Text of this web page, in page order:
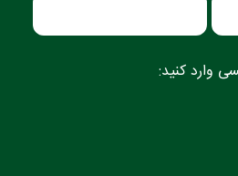
وارد کنید: